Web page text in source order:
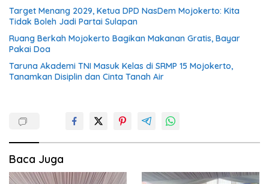
Target Menang 2029, Ketua DPD NasDem Mojokerto: Kita
Tidak Boleh Jadi Partai Sulapan
Ruang Berkah Mojokerto Bagikan Makanan Gratis, Bayar
Pakai Doa
Taruna Akademi TNI Masuk Kelas di SRMP 15 Mojokerto,
Tanamkan Disiplin dan Cinta Tanah Air
Baca Juga